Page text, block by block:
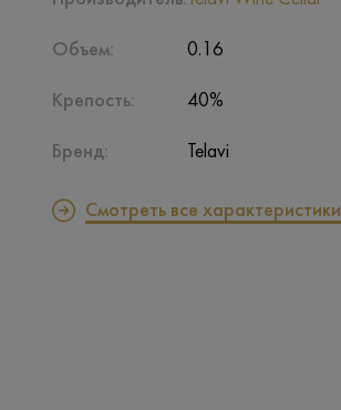
Объем:
Крепость:
Бренд:
0.16
40%
Telavi
Смотреть все характеристики